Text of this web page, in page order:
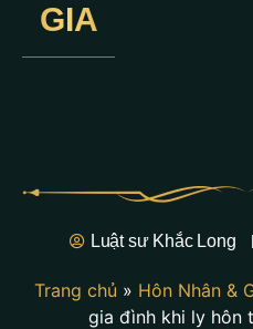
GIA
Luật sư Khắc Long
Trang chủ » Hôn Nhân &
gia đình khi ly hôn